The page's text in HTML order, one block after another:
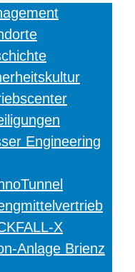
Engineering
X
Anlage Brienz